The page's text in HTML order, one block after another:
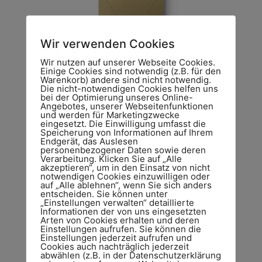
Touch Pure Tree Gold
€231,30
inkl. MwSt. zzgl. Versandkosten
Zum Produkt
Wir verwenden Cookies
Wir nutzen auf unserer Webseite Cookies.
Einige Cookies sind notwendig (z.B. für den
Warenkorb) andere sind nicht notwendig.
Die nicht-notwendigen Cookies helfen uns
bei der Optimierung unseres Online-
Angebotes, unserer Webseitenfunktionen
und werden für Marketingzwecke
eingesetzt. Die Einwilligung umfasst die
Speicherung von Informationen auf Ihrem
Endgerät, das Auslesen
personenbezogener Daten sowie deren
Verarbeitung. Klicken Sie auf „Alle
akzeptieren“, um in den Einsatz von nicht
notwendigen Cookies einzuwilligen oder
auf „Alle ablehnen“, wenn Sie sich anders
entscheiden. Sie können unter
„Einstellungen verwalten“ detaillierte
Informationen der von uns eingesetzten
Arten von Cookies erhalten und deren
Einstellungen aufrufen. Sie können die
Einstellungen jederzeit aufrufen und
Cookies auch nachträglich jederzeit
abwählen (z.B. in der Datenschutzerklärung